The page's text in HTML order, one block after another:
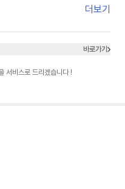
해 끝까지 노력해주셨습니다. 여
결과 만족스러운 가격에 마음
이 살짝 아쉬웠습니다.
더보기
바로가기
서비스로 드리겠습니다 !